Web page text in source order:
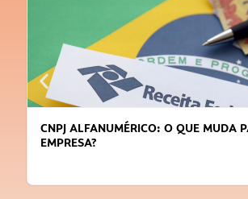
DICAS PARA OBTER CRÉDITO